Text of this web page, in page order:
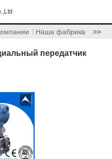
Наша фабрика >>
передатчик